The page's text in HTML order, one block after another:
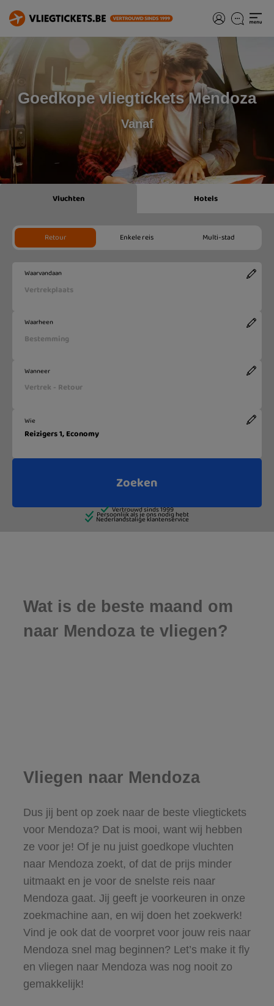
Goedkope vliegtickets Mendoza
Vanaf
Wat is de beste maand om
naar Mendoza te vliegen?
Vliegen naar Mendoza
Dus jij bent op zoek naar de beste vliegtickets
voor Mendoza? Dat is mooi, want wij hebben
ze voor je! Of je nu juist goedkope vluchten
naar Mendoza zoekt, of dat de prijs minder
uitmaakt en je voor de snelste reis naar
Mendoza gaat. Jij geeft je voorkeuren in onze
zoekmachine aan, en wij doen het zoekwerk!
Vind je ook dat de voorpret voor jouw reis naar
Mendoza snel mag beginnen? Let’s make it fly
en vliegen naar Mendoza was nog nooit zo
gemakkelijk!